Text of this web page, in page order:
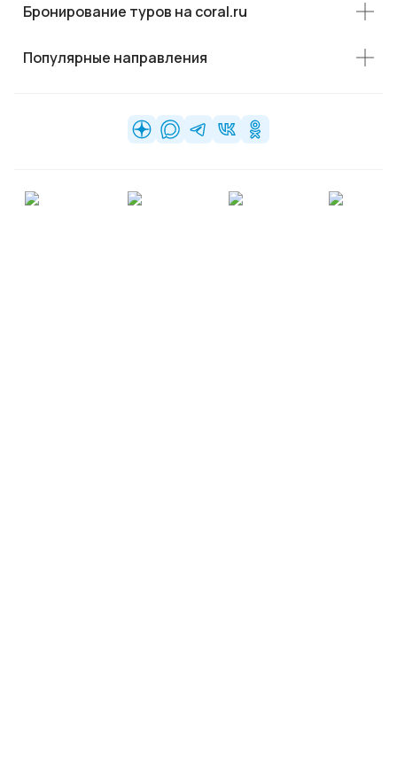
Бронирование туров на coral.ru
Популярные направления